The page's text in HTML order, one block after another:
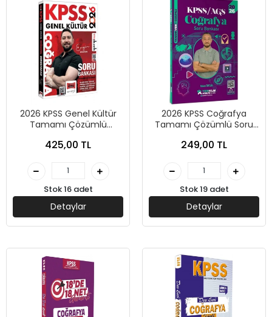
2026 KPSS Genel Kültür
Tamamı Çözümlü
Yargı Yayınları
425,00 TL
Stok 16 adet
Detaylar
2026 KPSS Coğrafya
Tamamı Çözümlü Soru
249,00 TL
Stok 19 adet
Detaylar